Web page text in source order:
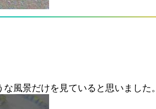
風景だけを見ていると思いました。